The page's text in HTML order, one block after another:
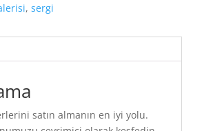
, sergi
satın almanın en iyi yolu.